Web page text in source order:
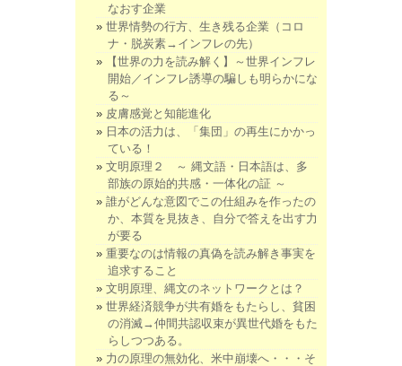
なおす企業
世界情勢の行方、生き残る企業（コロ
ナ・脱炭素→インフレの先）
【世界の力を読み解く】～世界インフレ
開始／インフレ誘導の騙しも明らかにな
る～
皮膚感覚と知能進化
日本の活力は、「集団」の再生にかかっ
ている！
文明原理２ ～ 縄文語・日本語は、多
部族の原始的共感・一体化の証 ～
誰がどんな意図でこの仕組みを作ったの
か、本質を見抜き、自分で答えを出す力
が要る
重要なのは情報の真偽を読み解き事実を
追求すること
文明原理、縄文のネットワークとは？
世界経済競争が共有婚をもたらし、貧困
の消滅→仲間共認収束が異世代婚をもた
らしつつある。
力の原理の無効化、米中崩壊へ・・・そ